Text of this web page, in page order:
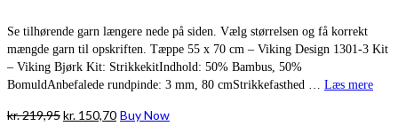
Se tilhørende garn længere nede på siden. Vælg størrelsen og få korrekt
mængde garn til opskriften. Tæppe 55 x 70 cm – Viking Design 1301-3 Kit
– Viking Bjørk Kit: StrikkekitIndhold: 50% Bambus, 50%
BomuldAnbefalede rundpinde: 3 mm, 80 cmStrikkefasthed … Læs mere
kr.219,95Den
kr. 150,70Den
Buy Now